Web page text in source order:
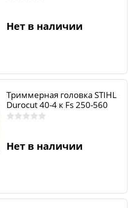
Нет в наличии
Триммерная головка STIHL
Durocut 40-4 к Fs 250-560
Нет в наличии